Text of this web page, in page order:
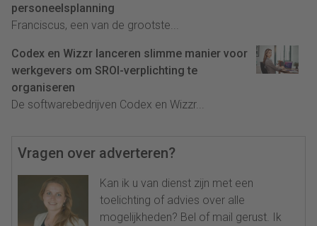
personeelsplanning
Franciscus, een van de grootste...
Codex en Wizzr lanceren slimme manier voor
werkgevers om SROI-verplichting te
organiseren
De softwarebedrijven Codex en Wizzr...
Vragen over adverteren?
Kan ik u van dienst zijn met een
toelichting of advies over alle
mogelijkheden? Bel of mail gerust. Ik